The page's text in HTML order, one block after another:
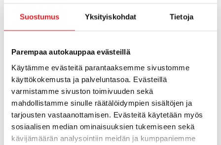
Suostumus Yksityiskohdat Tietoja
Parempaa autokauppaa evästeillä
Käytämme evästeitä parantaaksemme sivustomme
käyttökokemusta ja palveluntasoa. Evästeillä
varmistamme sivuston toimivuuden sekä
mahdollistamme sinulle räätälöidympien sisältöjen ja
tarjousten vastaanottamisen. Evästeitä käytetään myös
sosiaalisen median ominaisuuksien tukemiseen sekä
kävijämäärän analysointiin meidän ja kumppaniemme
loppuvelan puolestasi. Hoidamme kaikki kauppaan
liittyvät paperityöt, oli kyse sitten vakuutusten
katkaisusta tai auton rekisteröinnistä. Saat rahat
Ostamme jatkuvasti Salon alueella hyväkuntoisia
henkilö- ja pakettiautoja sekä matkailuajoneuvoja.
Myy autosi meille vaivatta!
Vaihdamme autosi rahaan